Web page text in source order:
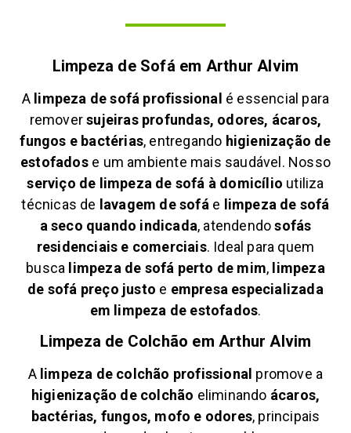
Limpeza de Sofá em Arthur Alvim
A limpeza de sofá profissional é essencial para
removersujeiras profundas, odores, ácaros,
fungos e bactérias, entregando higienização de
estofadose um ambiente mais saudável. Nosso
serviço de limpeza de sofá à domicílio utiliza
técnicas de lavagem de sofá e limpeza de sofá
a seco quando indicada, atendendosofás
residenciais e comerciais. Ideal para quem
busca limpeza de sofá perto de mim, limpeza
de sofá preço justo e empresa especializada
em limpeza de estofados.
Limpeza de Colchão em Arthur Alvim
A limpeza de colchão profissional promove a
higienização de colchão eliminando ácaros,
bactérias, fungos, mofo e odores, principais